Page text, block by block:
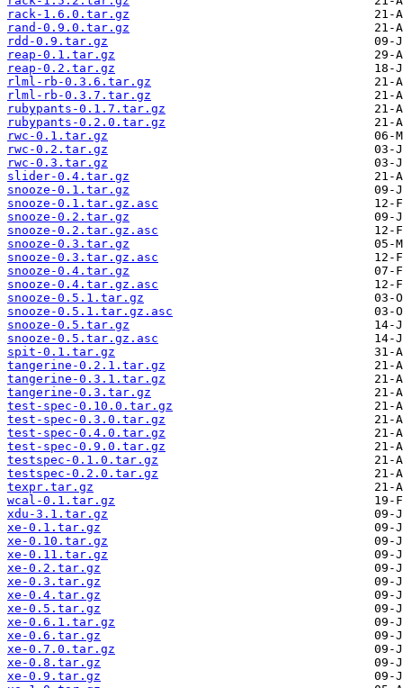
rack-1.6.0.tar.gz
rand-0.9.0.tar.gz
rdd-0.9.tar.gz
reap-0.1.tar.gz
reap-0.2.tar.gz
rlml-rb-0.3.6.tar.gz
rlml-rb-0.3.7.tar.gz
rubypants-0.1.7.tar.gz
rubypants-0.2.0.tar.gz
rwc-0.1.tar.gz
rwc-0.2.tar.gz
rwc-0.3.tar.gz
slider-0.4.tar.gz
snooze-0.1.tar.gz
snooze-0.1.tar.gz.asc
snooze-0.2.tar.gz
snooze-0.2.tar.gz.asc
snooze-0.3.tar.gz
snooze-0.3.tar.gz.asc
snooze-0.4.tar.gz
snooze-0.4.tar.gz.asc
snooze-0.5.1.tar.gz
snooze-0.5.1.tar.gz.asc
snooze-0.5.tar.gz
snooze-0.5.tar.gz.asc
spit-0.1.tar.gz
tangerine-0.2.1.tar.gz
tangerine-0.3.1.tar.gz
tangerine-0.3.tar.gz
test-spec-0.10.0.tar.gz
test-spec-0.3.0.tar.gz
test-spec-0.4.0.tar.gz
test-spec-0.9.0.tar.gz
testspec-0.1.0.tar.gz
testspec-0.2.0.tar.gz
texpr.tar.gz
wcal-0.1.tar.gz
xdu-3.1.tar.gz
xe-0.1.tar.gz
xe-0.10.tar.gz
xe-0.11.tar.gz
xe-0.2.tar.gz
xe-0.3.tar.gz
xe-0.4.tar.gz
xe-0.5.tar.gz
xe-0.6.1.tar.gz
xe-0.6.tar.gz
xe-0.7.0.tar.gz
xe-0.8.tar.gz
xe-0.9.tar.gz